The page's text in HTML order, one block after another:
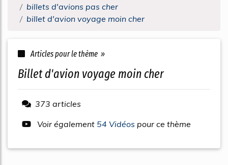
billets d'avions pas cher
billet d'avion voyage moin cher
Articles pour le thème »
billet d'avion voyage moin cher
373 articles
Voir également 54 Vidéos pour ce thème